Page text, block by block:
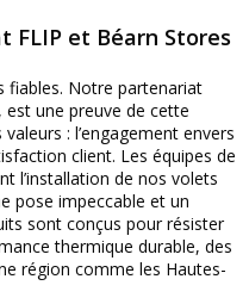
FLIP et Béarn Stores
fiables. Notre partenariat
une preuve de cette
: l’engagement envers
client. Les équipes de
l’installation de nos volets
pose impeccable et un
sont conçus pour résister
thermique durable, des
région comme les Hautes-